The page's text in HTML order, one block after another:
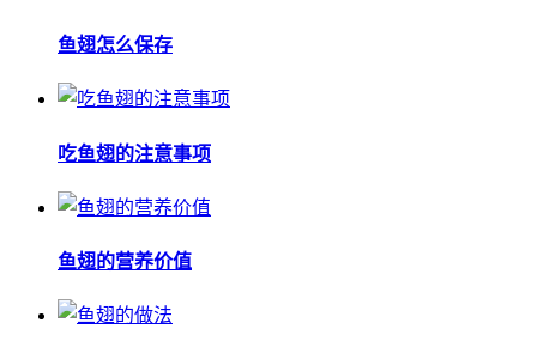
鱼翅怎么保存
吃鱼翅的注意事项
鱼翅的营养价值